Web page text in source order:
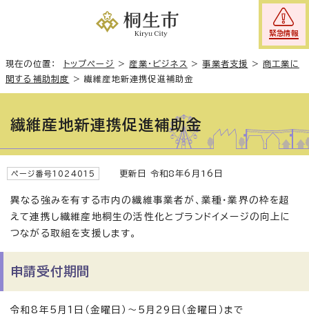
緊急情報
現在の位置： トップページ > 産業・ビジネス >事業者支援 >商工業に
関する補助制度
>繊維産地新連携促進補助金
繊維産地新連携促進補助金
ページ番号1024015 更新日 令和8年6月16日
異なる強みを有する市内の繊維事業者が、業種・業界の枠を超
えて連携し繊維産地桐生の活性化とブランドイメージの向上に
つながる取組を支援します。
申請受付期間
令和8年5月1日（金曜日）〜5月29日（金曜日）まで